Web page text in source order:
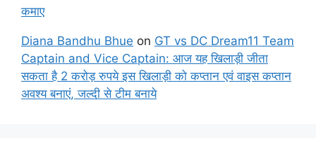
कमाए
Diana Bandhu Bhue on GT vs DC Dream11 Team
Captain and Vice Captain: आज यह खिलाड़ी जीता
सकता है 2 करोड़ रुपये इस खिलाड़ी को कप्तान एवं वाइस कप्तान
अवश्य बनाएं, जल्दी से टीम बनाये